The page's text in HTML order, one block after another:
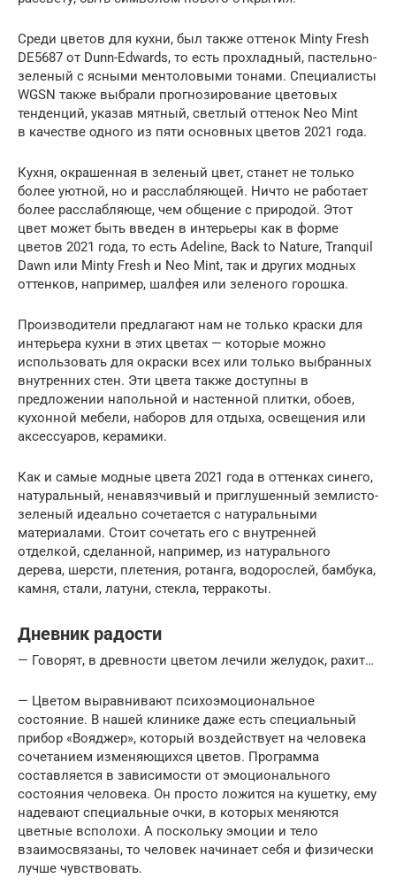
Среди цветов для кухни, был также оттенок Minty Fresh
DE5687 от Dunn-Edwards, то есть прохладный, пастельно-
зеленый с ясными ментоловыми тонами. Специалисты
WGSN также выбрали прогнозирование цветовых
тенденций, указав мятный, светлый оттенок Neo Mint
в качестве одного из пяти основных цветов 2021 года.
Кухня, окрашенная в зеленый цвет, станет не только
более уютной, но и расслабляющей. Ничто не работает
более расслабляюще, чем общение с природой. Этот
цвет может быть введен в интерьеры как в форме
цветов 2021 года, то есть Adeline, Back to Nature, Tranquil
Dawn или Minty Fresh и Neo Mint, так и других модных
оттенков, например, шалфея или зеленого горошка.
Производители предлагают нам не только краски для
интерьера кухни в этих цветах — которые можно
использовать для окраски всех или только выбранных
внутренних стен. Эти цвета также доступны в
предложении напольной и настенной плитки, обоев,
кухонной мебели, наборов для отдыха, освещения или
аксессуаров, керамики.
Как и самые модные цвета 2021 года в оттенках синего,
натуральный, ненавязчивый и приглушенный землисто-
зеленый идеально сочетается с натуральными
материалами. Стоит сочетать его с внутренней
отделкой, сделанной, например, из натурального
дерева, шерсти, плетения, ротанга, водорослей, бамбука,
камня, стали, латуни, стекла, терракоты.
Дневник радости
— Говорят, в древности цветом лечили желудок, рахит…
— Цветом выравнивают психоэмоциональное
состояние. В нашей клинике даже есть специальный
прибор «Вояджер», который воздействует на человека
сочетанием изменяющихся цветов. Программа
составляется в зависимости от эмоционального
состояния человека. Он просто ложится на кушетку, ему
надевают специальные очки, в которых меняются
цветные всполохи. А поскольку эмоции и тело
взаимосвязаны, то человек начинает себя и физически
лучше чувствовать.